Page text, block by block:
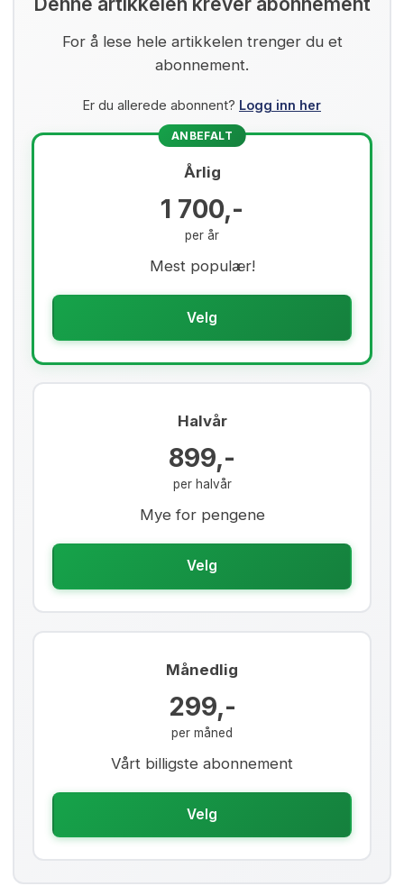
For å lese hele artikkelen trenger du et
abonnement.
Er du allerede abonnent? Logg inn her
ANBEFALT
Årlig
1 700,-
per år
Mest populær!
Velg
Halvår
899,-
per halvår
Mye for pengene
Velg
Månedlig
299,-
per måned
Vårt billigste abonnement
Velg